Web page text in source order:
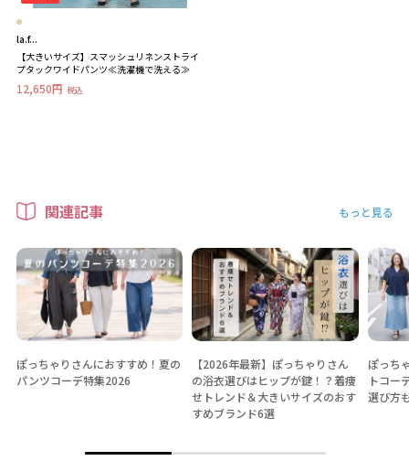
la.f...
【大きいサイズ】スマッシュリネンストライ
プタックワイドパンツ≪洗濯機で洗える≫
12,650円 税込
関連記事 もっと見る
ぽっちゃりさんにおすすめ！夏の
パンツコーデ特集2026
【2026年最新】ぽっちゃりさん
の浴衣選びはヒップが鍵！？着痩
せトレンド＆大きいサイズのおす
すめブランド6選
ぽっち
トコー
選び方